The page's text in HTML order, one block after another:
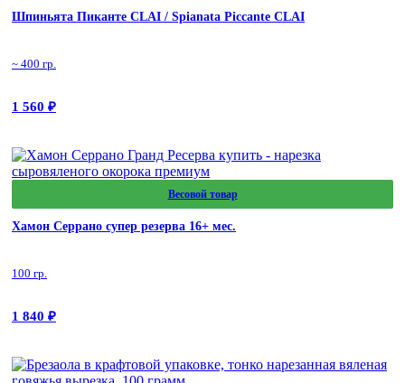
Шпиньята Пиканте CLAI / Spianata Piccante CLAI
~ 400 гр.
1 560 ₽
Весовой товар
Хамон Серрано супер резерва 16+ мес.
100 гр.
1 840 ₽